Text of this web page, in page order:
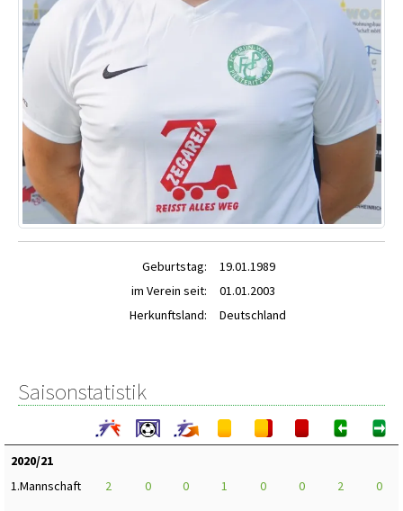
Geburtstag:
19.01.1989
im Verein seit:
01.01.2003
Herkunftsland:
Deutschland
Saisonstatistik
2020/21
1.Mannschaft
2 0 0 1 0 0 2
0